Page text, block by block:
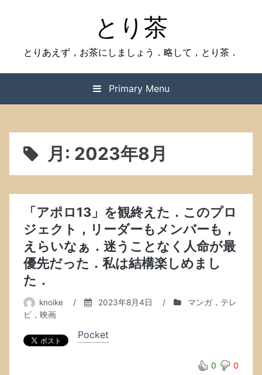
とり茶
とりあえず，お茶にしましょう．略して，とり茶．
Primary Menu
月: 2023年8月
「アポロ13」を観終えた．このプロ
ジェクト，リーダーもメンバーも，
えらいなぁ．迷うことなく人命が最
優先だった．私は結構楽しめまし
た．
knoike / 2023年8月4日 /
マンガ，テレ
ビ，映画
Pocket
0 0